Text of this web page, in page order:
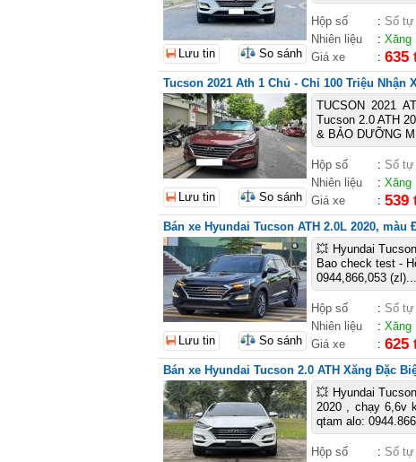
Hộp số : Số tự
Nhiên liệu
: Xăng
Giá xe
: 635
Lưu tin So sánh
Tucson 2021 Ath 1 Chủ - Chỉ 100 Triệu Nhận
TUCSON 2021
Tucson 2.0 ATH
& BẢO DƯỠNG
Hộp số : Số tự
Nhiên liệu
: Xăng
Giá xe
: 539
Lưu tin So sánh
Bán xe Hyundai Tucson ATH 2.0L 2020, màu
💥 Hyundai
Bao check test -
0944,866,053 (zl)...
Hộp số : Số tự
Nhiên liệu
: Xăng
Giá xe
: 625
Lưu tin So sánh
Bán xe Hyundai Tucson 2.0 ATH Xăng Đặc
💥 Hyundai
2020 , chạy
qtam alo:
Hộp số : Số tự